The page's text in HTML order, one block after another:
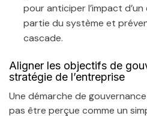
pour anticiper l’impact
partie du système et
cascade.
Aligner les objectifs de
stratégie de l’entreprise
Une démarche de
pas être perçue comme un